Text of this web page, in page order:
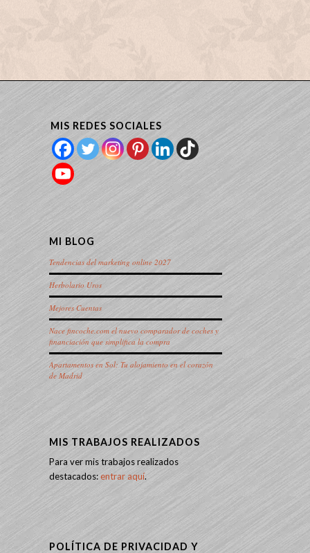
MIS REDES SOCIALES
MI BLOG
Tendencias del marketing online 2027
Herbolario Uros
Mejores Cuentas
Nace fincoche.com el nuevo comparador de coches y
financiación que simplifica la compra
Apartamentos en Sol: Tu alojamiento en el corazón
de Madrid
MIS TRABAJOS REALIZADOS
Para ver mis trabajos realizados
destacados:entrar aquí.
POLÍTICA DE PRIVACIDAD Y